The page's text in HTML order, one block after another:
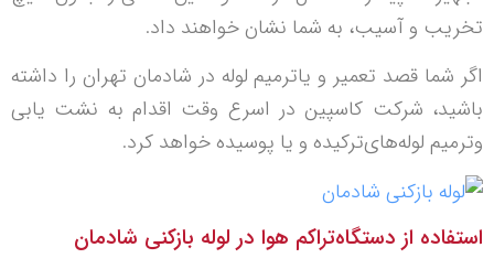
تخریب و آسیب، به شما نشان خواهند داد.
اگر شما قصد تعمیر و یا‌ترمیم لوله در شادمان تهران را داشته
باشید، شرکت کاسپین در اسرع وقت اقدام به نشت یابی
و‌ترمیم لوله‌های‌ترکیده و یا پوسیده خواهد کرد.
استفاده از دستگاه‌تراکم هوا در لوله بازکنی شادمان